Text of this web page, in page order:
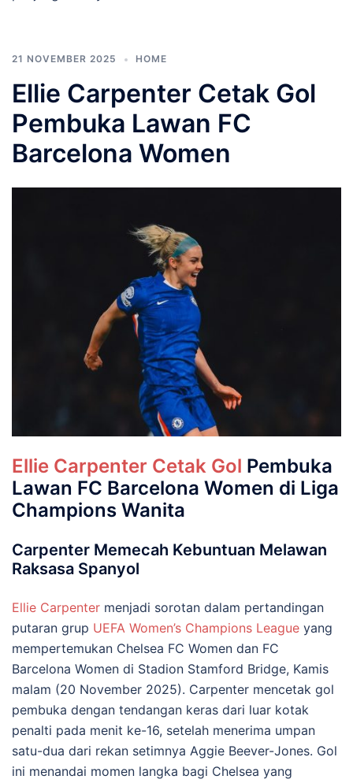
21 NOVEMBER 2025 HOME
Ellie Carpenter Cetak Gol
Pembuka Lawan FC
Barcelona Women
Ellie Carpenter Cetak Gol Pembuka
Lawan FC Barcelona Women di Liga
Champions Wanita
Carpenter Memecah Kebuntuan Melawan
Raksasa Spanyol
Ellie Carpenter menjadi sorotan dalam pertandingan
putaran grup UEFA Women’s Champions League yang
mempertemukan Chelsea FC Women dan FC
Barcelona Women di Stadion Stamford Bridge, Kamis
malam (20 November 2025). Carpenter mencetak gol
pembuka dengan tendangan keras dari luar kotak
penalti pada menit ke-16, setelah menerima umpan
satu-dua dari rekan setimnya Aggie Beever-Jones. Gol
ini menandai momen langka bagi Chelsea yang